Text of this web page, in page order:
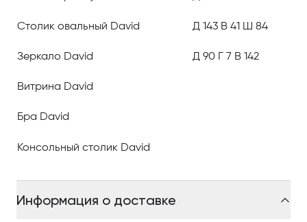
мастера достойно отразили восхитительный образ
Гостиный гарнитур David изготавливается
исключительно из массива ценных пород дерева и
наверняка станет ещё и свидетельством отличного
Мебель David наполняет интерьеры тех помещений,
которые она украшает, светом и радостью.
Столик овальный David Д 143 В 41 Ш 84
Зеркало David Д 90 Г 7 В 142
Витрина David
Бра David
Консольный столик David
Информация о доставке